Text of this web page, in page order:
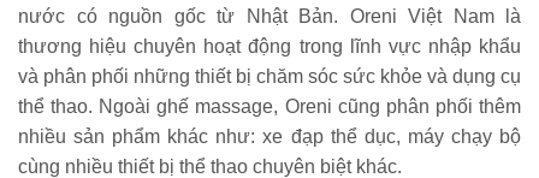
nước có nguồn gốc từ Nhật Bản. Oreni Việt Nam là
thương hiệu chuyên hoạt động trong lĩnh vực nhập khẩu
và phân phối những thiết bị chăm sóc sức khỏe và dụng cụ
thể thao. Ngoài ghế massage, Oreni cũng phân phối thêm
nhiều sản phẩm khác như: xe đạp thể dục, máy chạy bộ
cùng nhiều thiết bị thể thao chuyên biệt khác.